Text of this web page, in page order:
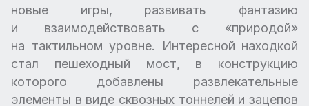
новые игры, развивать фантазию
и взаимодействовать с «природой»
на тактильном уровне. Интересной находкой
стал пешеходный мост, в конструкцию
которого добавлены развлекательные
элементы в виде сквозных тоннелей и зацепов